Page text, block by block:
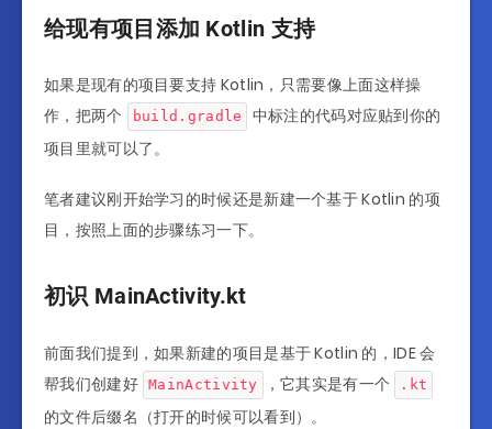
给现有项目添加 Kotlin 支持
如果是现有的项目要支持 Kotlin，只需要像上面这样操
作，把两个
build.gradle
中标注的代码对应贴到你的
项目里就可以了。
笔者建议刚开始学习的时候还是新建一个基于 Kotlin 的项
目，按照上面的步骤练习一下。
初识 MainActivity.kt
前面我们提到，如果新建的项目是基于 Kotlin 的，IDE 会
帮我们创建好
MainActivity ，它其实是有一个 .kt
的文件后缀名（打开的时候可以看到）。